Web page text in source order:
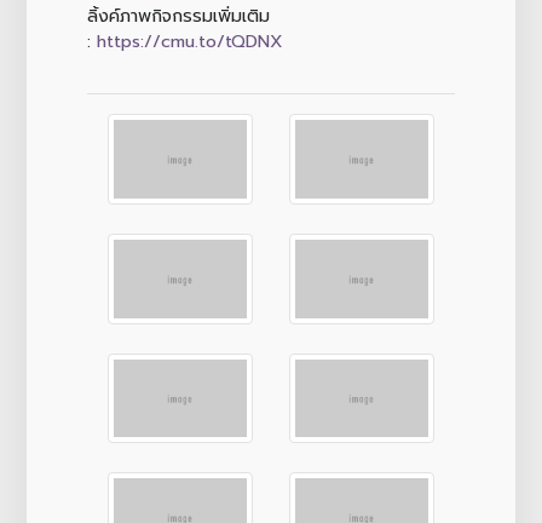
ลิ้งค์ภาพกิจกรรมเพิ่มเติม
: https://cmu.to/tQDNX